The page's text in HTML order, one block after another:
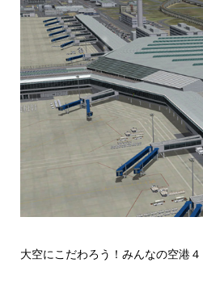
大空にこだわろう！みんなの空港４